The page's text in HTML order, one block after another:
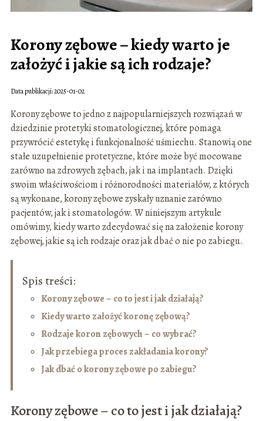
Korony zębowe – kiedy warto je
założyć i jakie są ich rodzaje?
Data publikacji: 2025-01-02
Korony zębowe to jedno z najpopularniejszych rozwiązań w
dziedzinie protetyki stomatologicznej, które pomaga
przywrócić estetykę i funkcjonalność uśmiechu. Stanowią one
stałe uzupełnienie protetyczne, które może być mocowane
zarówno na zdrowych zębach, jak i na implantach. Dzięki
swoim właściwościom i różnorodności materiałów, z których
są wykonane, korony zębowe zyskały uznanie zarówno
pacjentów, jak i stomatologów. W niniejszym artykule
omówimy, kiedy warto zdecydować się na założenie korony
zębowej, jakie są ich rodzaje oraz jak dbać o nie po zabiegu.
Spis treści:
Korony zębowe – co to jest i jak działają?
Kiedy warto założyć koronę zębową?
Rodzaje koron zębowych – co wybrać?
Jak przebiega proces zakładania korony?
Jak dbać o korony zębowe po zabiegu?
Korony zębowe – co to jest i jak działają?